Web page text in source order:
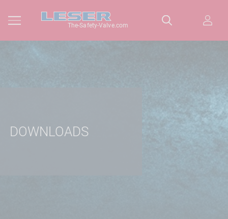
The-Safety-Valve.com
DOWNLOADS